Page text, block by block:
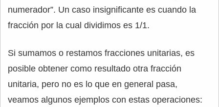
numerador”. Un caso insignificante es cuando la
fracción por la cual dividimos es 1/1.
Si sumamos o restamos fracciones unitarias, es
posible obtener como resultado otra fracción
unitaria, pero no es lo que en general pasa,
veamos algunos ejemplos con estas operaciones: